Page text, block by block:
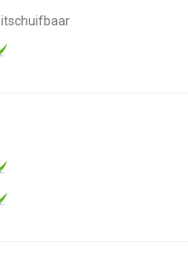
Uitschuifbaar